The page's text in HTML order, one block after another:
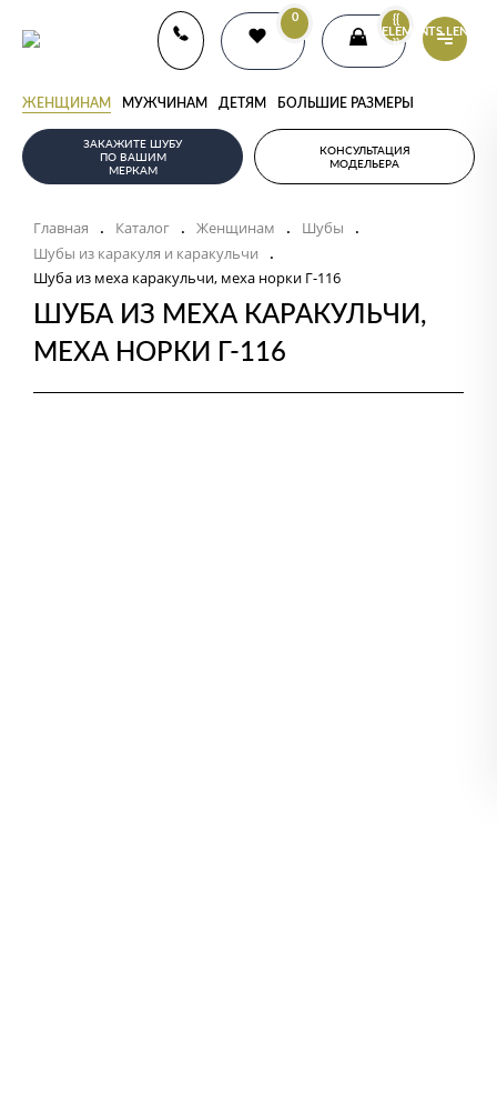
0
{{
ELEMENTS.LENGTH
}}
ЖЕНЩИНАМ МУЖЧИНАМ ДЕТЯМ БОЛЬШИЕ РАЗМЕРЫ
ЗАКАЖИТЕ ШУБУ
ПО ВАШИМ
МЕРКАМ
КОНСУЛЬТАЦИЯ
МОДЕЛЬЕРА
Главная . Каталог . Женщинам . Шубы .
Шубы из каракуля и каракульчи .
Шуба из меха каракульчи, меха норки Г-116
ШУБА ИЗ МЕХА КАРАКУЛЬЧИ,
МЕХА НОРКИ Г-116